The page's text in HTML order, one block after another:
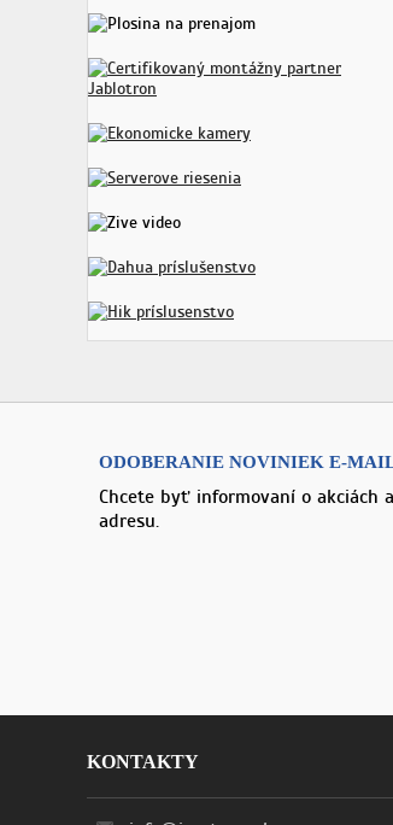
ODOBERANIE NOVINIEK E-
Chcete byť informovaní o akciách
adresu.
KONTAKTY